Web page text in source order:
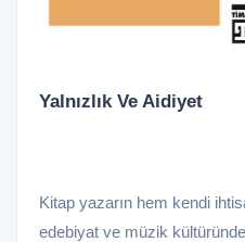
Yalnızlık Ve Aidiyet
Kitap yazarın hem kendi
edebiyat ve müzik